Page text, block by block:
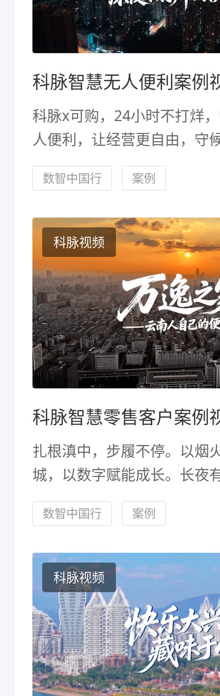
科脉x可购，24小时不打烊
人便利，让经营更自由，守
久!#可购#便利店#无人值守
数智中国行 案例
科脉视频
扎根滇中，步履不停。以烟
城，以数字赋能成长。长夜
经营有底气，万逸之家，与
前行
数智中国行 案例
科脉视频